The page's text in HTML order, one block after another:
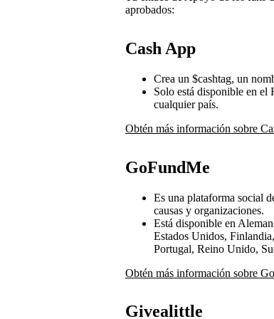
aprobados:
Cash App
Crea un $cashtag, un
Solo está disponible en
cualquier país.
Obtén más información sobre
GoFundMe
Es una plataforma social
causas y organizaciones.
Está disponible en
Estados Unidos,
Portugal, Reino Unido,
Obtén más información sobre
Givealittle